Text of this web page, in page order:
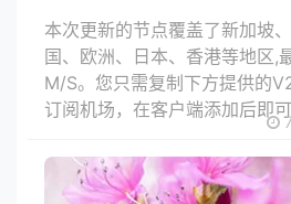
本次更新的节点覆盖了新加坡
国、欧洲、日本、香港等地区,
M/S。您只需复制下方提供的
订阅机场，在客户端添加后即可